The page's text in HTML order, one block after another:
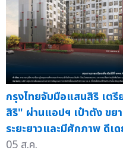
กรุงไทยจับมือแสนสิริ เต
สิริ" ผ่านแอปฯ เป๋าตัง ขย
ระยะยาวและมีศักภาพ ดีเ
05 ส.ค.